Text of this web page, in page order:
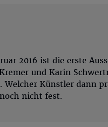
2016 ist die erste
und Karin
Welcher Künstler dann
nicht fest.